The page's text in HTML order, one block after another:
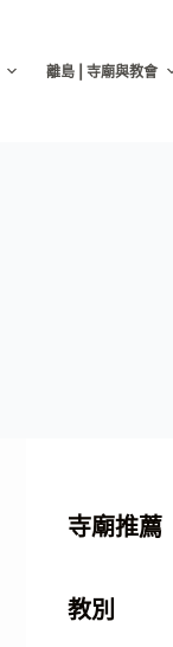
離島 | 寺廟與教會
寺廟推薦
教別